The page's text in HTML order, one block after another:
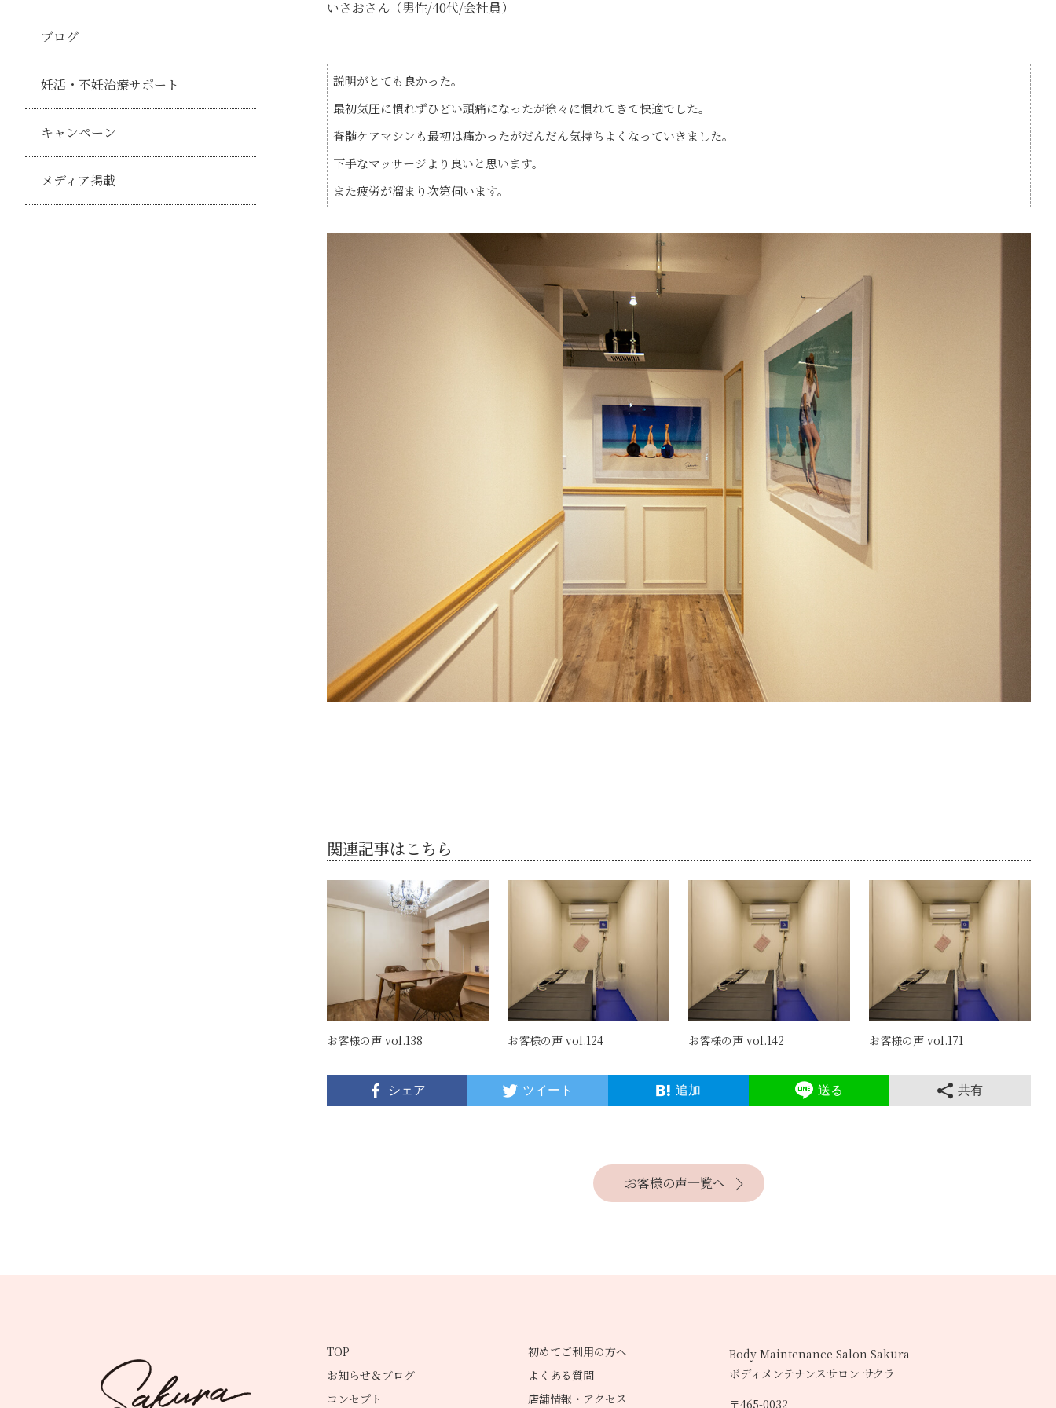
ブログ
妊活・不妊治療サポート
キャンペーン
メディア掲載
いさおさん（男性/40代/会社員）
説明がとても良かった。
最初気圧に慣れずひどい頭痛になったが徐々に慣れてきて快適でした。
脊髄ケアマシンも最初は痛かったがだんだん気持ちよくなっていきました。
下手なマッサージより良いと思います。
また疲労が溜まり次第伺います。
関連記事はこちら
お客様の声 vol.138 お客様の声 vol.124 お客様の声 vol.142 お客様の声 vol.171
シェア ツイート 追加 送る 共有
お客様の声一覧へ
TOP
お知らせ＆ブログ
コンセプト
初めてご利用の方へ
よくある質問
店舗情報・アクセス
Body Maintenance Salon Sakura
ボディメンテナンスサロン サクラ
〒465-0032